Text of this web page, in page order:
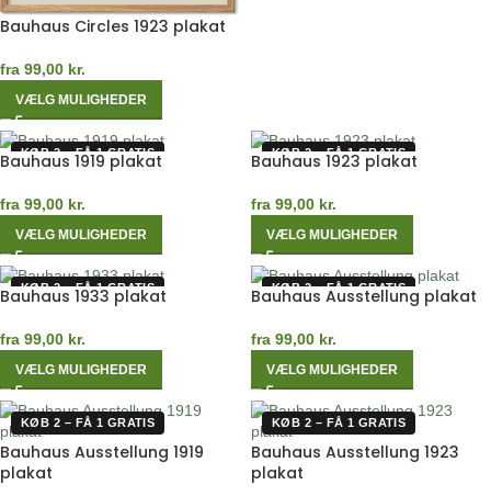
Bauhaus Circles 1923 plakat
fra 99,00 kr.
VÆLG MULIGHEDER
KØB 2 – FÅ 1 GRATIS
Bauhaus 1919 plakat
fra 99,00 kr.
VÆLG MULIGHEDER
KØB 2 – FÅ 1 GRATIS
Bauhaus 1923 plakat
fra 99,00 kr.
VÆLG MULIGHEDER
KØB 2 – FÅ 1 GRATIS
Bauhaus 1933 plakat
fra 99,00 kr.
VÆLG MULIGHEDER
KØB 2 – FÅ 1 GRATIS
Bauhaus Ausstellung plakat
fra 99,00 kr.
VÆLG MULIGHEDER
KØB 2 – FÅ 1 GRATIS
Bauhaus Ausstellung 1919
plakat
KØB 2 – FÅ 1 GRATIS
Bauhaus Ausstellung 1923
plakat